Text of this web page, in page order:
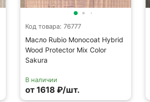
Код товара: 76777
Масло Rubio Monocoat Hybrid
Wood Protector Mix Color
Sakura
В наличии
от 1618 ₽/шт.